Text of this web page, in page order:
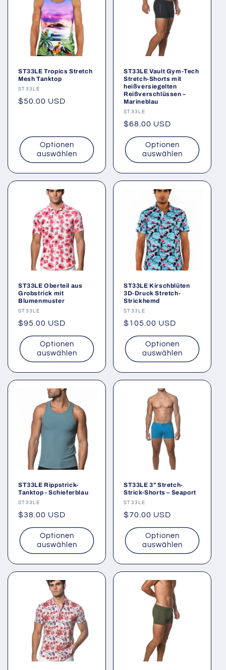
ST33LE Tropics Stretch
Mesh Tanktop
Anbieter:
ST33LE
Normaler
$50.00 USD
Optionen
auswählen
ST33LE Vault Gym-Tech
Stretch-Shorts mit
heißversiegelten
Reißverschlüssen –
Marineblau
Anbieter:
ST33LE
Normaler
Preis
$68.00 USD
Optionen
auswählen
ST33LE Oberteil aus
Grobstrick mit
Blumenmuster
Anbieter:
ST33LE
Normaler
Preis
$95.00 USD
Optionen
auswählen
ST33LE Kirschblüten
3D-Druck Stretch-
Strickhemd
Anbieter:
ST33LE
Normaler
Preis
$105.00 USD
Optionen
auswählen
ST33LE Rippstrick-
Tanktop - Schieferblau
Anbieter:
ST33LE
Normaler
Preis
$38.00 USD
Optionen
auswählen
ST33LE 3" Stretch-
Strick-Shorts – Seaport
Anbieter:
ST33LE
Normaler
Preis
$70.00 USD
Optionen
auswählen